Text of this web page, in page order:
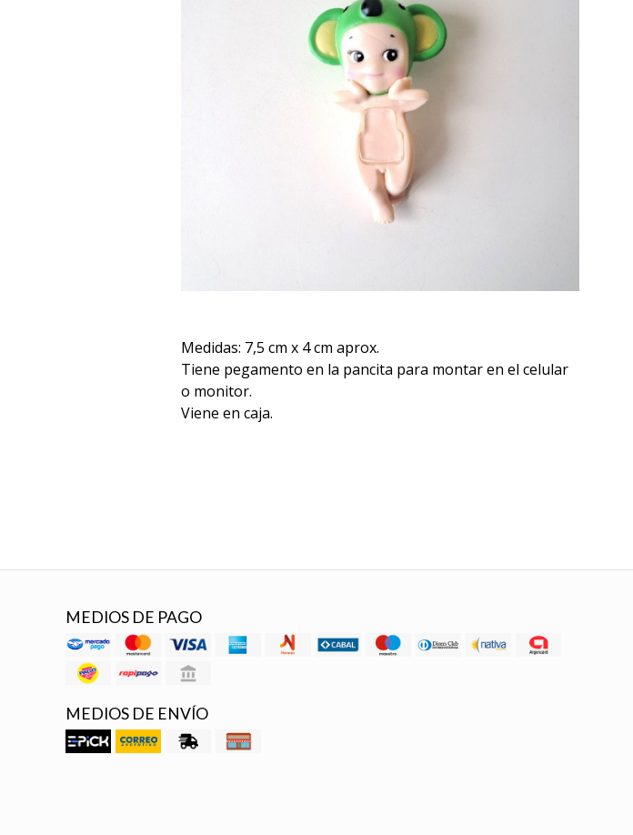
Medidas: 7,5 cm x 4 cm aprox.
Tiene pegamento en la pancita para montar en el celular
o monitor.
Viene en caja.
MEDIOS DE PAGO
MEDIOS DE ENVÍO